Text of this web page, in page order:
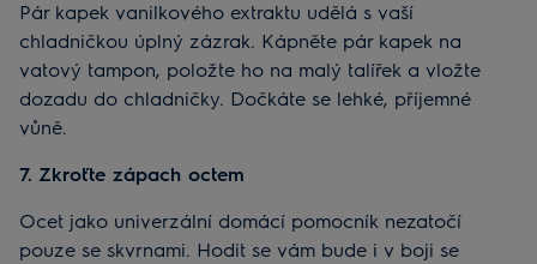
Pár kapek vanilkového extraktu udělá s vaší
chladničkou úplný zázrak. Kápněte pár kapek na
vatový tampon, položte ho na malý talířek a vložte
dozadu do chladničky. Dočkáte se lehké, příjemné
vůně.
7. Zkroťte zápach octem
Ocet jako univerzální domácí pomocník nezatočí
pouze se skvrnami. Hodit se vám bude i v boji se